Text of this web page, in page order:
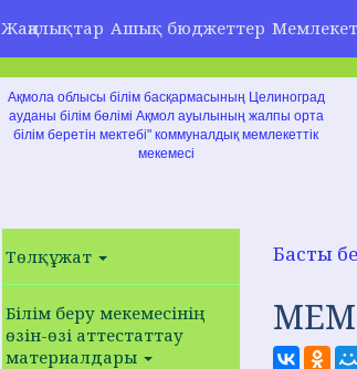
Жаңалықтар Ашық бюджеттер
Ақмола облысы білім басқармасының Целиноград
ауданы білім бөлімі Ақмол ауылының жалпы орта
білім беретін мектебі" коммуналдық мемлекеттік
мекемесі
Төлқұжат
Білім беру мекемесінің
өзін-өзі аттестаттау
материалдары
Басты